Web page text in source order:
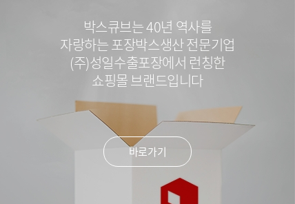
박스큐브는 40년 역사를
자랑하는 포장박스생산 전문기업
(주)성일수출포장에서 런칭한
쇼핑몰 브랜드입니다
바로가기